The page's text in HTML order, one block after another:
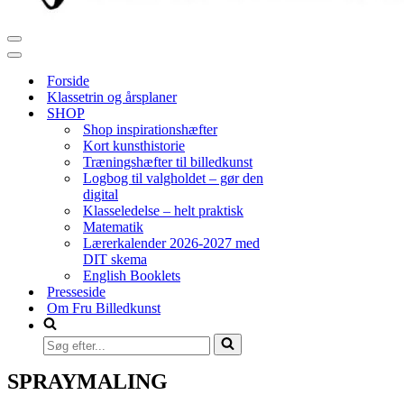
Navigation
menu
Navigation
Forside
Klassetrin og årsplaner
SHOP
Shop inspirationshæfter
Kort kunsthistorie
Træningshæfter til billedkunst
Logbog til valgholdet – gør den
digital
Klasseledelse – helt praktisk
Matematik
Lærerkalender 2026-2027 med
DIT skema
English Booklets
Presseside
Om Fru Billedkunst
Søg
efter...
SPRAYMALING